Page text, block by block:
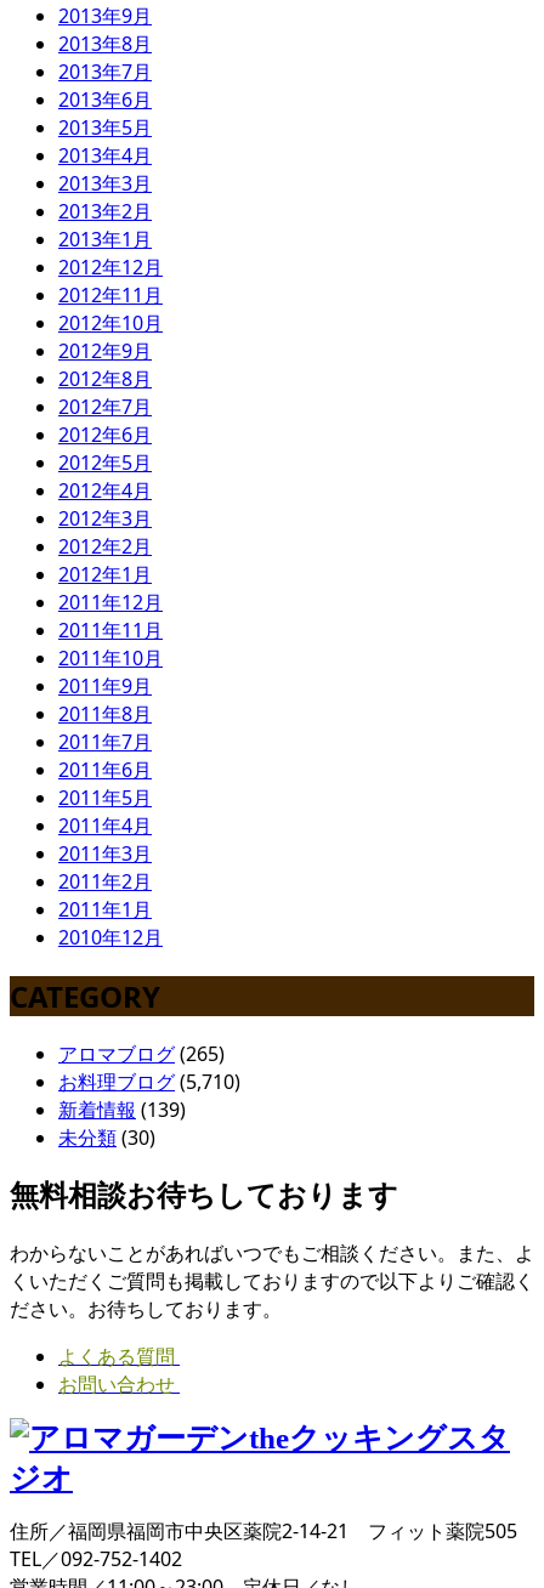
2013年9月
2013年8月
2013年7月
2013年6月
2013年5月
2013年4月
2013年3月
2013年2月
2013年1月
2012年12月
2012年11月
2012年10月
2012年9月
2012年8月
2012年7月
2012年6月
2012年5月
2012年4月
2012年3月
2012年2月
2012年1月
2011年12月
2011年11月
2011年10月
2011年9月
2011年8月
2011年7月
2011年6月
2011年5月
2011年4月
2011年3月
2011年2月
2011年1月
2010年12月
CATEGORY
アロマブログ(265)
お料理ブログ(5,710)
新着情報 (139)
未分類(30)
無料相談お待ちしております
わからないことがあればいつでもご相談ください。また、よ
くいただくご質問も掲載しておりますので以下よりご確認く
ださい。お待ちしております。
よくある質問
お問い合わせ
住所／福岡県福岡市中央区薬院2-14-21 フィット薬院505
TEL／092-752-1402